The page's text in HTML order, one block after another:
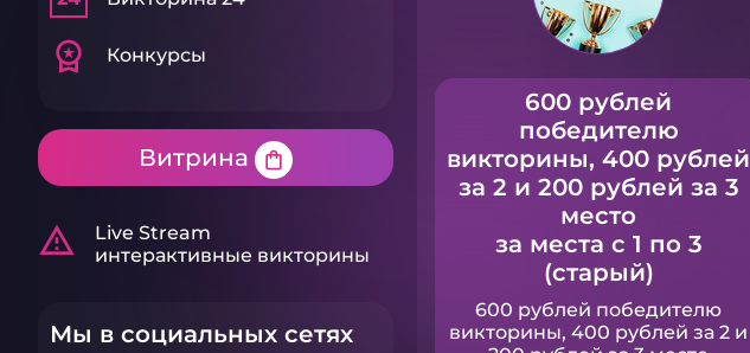
workspace_premium Конкурсы
Витрина shopping_bag
warning_amber
Live Stream
интерактивные викторины
Мы в социальных сетях
600 рублей
победителю
викторины, 400 рублей
за 2 и 200 рублей за 3
место
за места с 1 по 3
(старый)
600 рублей победителю
викторины, 400 рублей за 2 и